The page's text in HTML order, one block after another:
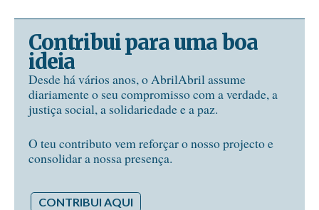
Contribui para uma boa
ideia
Desde há vários anos, o AbrilAbril assume
diariamente o seu compromisso com a verdade, a
justiça social, a solidariedade e a paz.
O teu contributo vem reforçar o nosso projecto e
consolidar a nossa presença.
CONTRIBUI AQUI